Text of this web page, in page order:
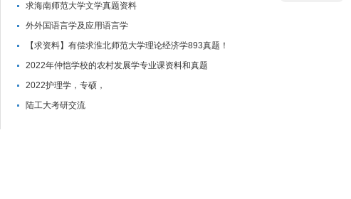
求海南师范大学文学真题资料
外外国语言学及应用语言学
【求资料】有偿求淮北师范大学理论经济学893真题！
2022年仲恺学校的农村发展学专业课资料和真题
2022护理学，专硕，
陆工大考研交流